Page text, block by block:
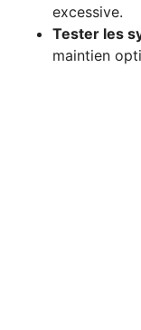
excessive.
Tester les
maintien